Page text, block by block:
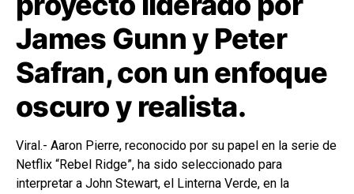
James Gunn y Peter
Safran, con un enfoque
oscuro y realista.
Viral.- Aaron Pierre, reconocido por su papel en la serie de
Netflix “Rebel Ridge”, ha sido seleccionado para
interpretar a John Stewart, el Linterna Verde, en la